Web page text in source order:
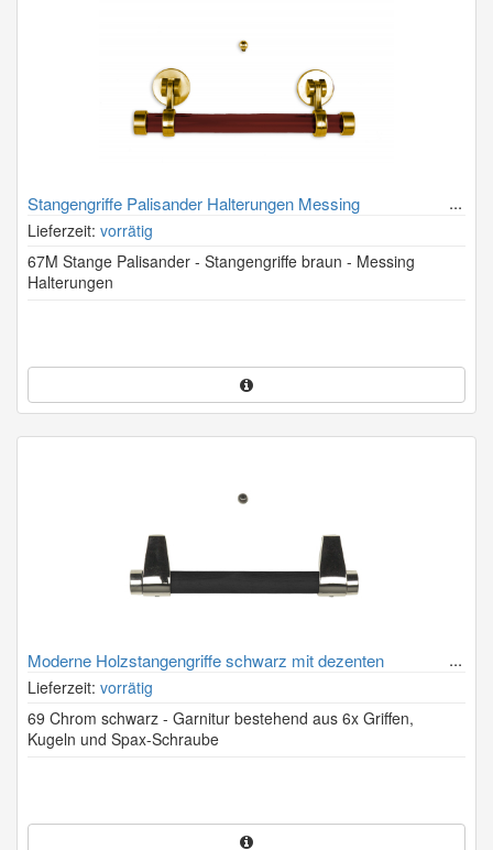
Stangengriffe Palisander Halterungen Messing
Lieferzeit: vorrätig
67M Stange Palisander - Stangengriffe braun - Messing
Halterungen
Moderne Holzstangengriffe schwarz mit dezenten
verchromten Halterungen
Lieferzeit: vorrätig
69 Chrom schwarz - Garnitur bestehend aus 6x Griffen,
Kugeln und Spax-Schraube